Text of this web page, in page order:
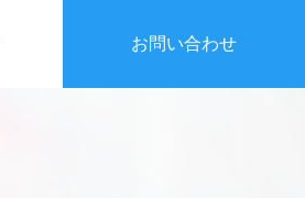
お問い合わせ